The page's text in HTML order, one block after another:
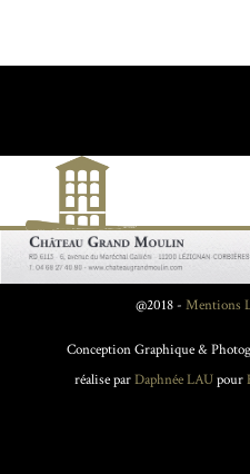
@2018 - Mentions
Conception Graphique &
réalise parDaphnée LAUpour